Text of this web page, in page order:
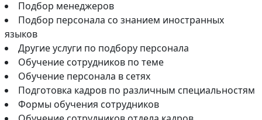
Подбор менеджеров
Подбор персонала со знанием иностранных
языков
Другие услуги по подбору персонала
Обучение сотрудников по теме
Обучение персонала в сетях
Подготовка кадров по различным специальностям
Формы обучения сотрудников